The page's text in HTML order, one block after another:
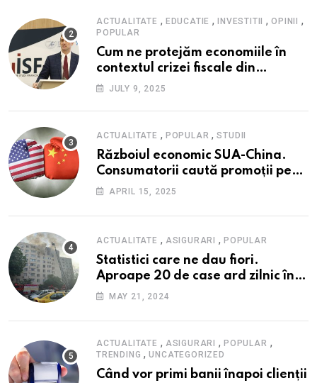
reziliența la crize
ACTUALITATE , EDUCATIE , INVESTITII ,OPINII ,
POPULAR
Cum ne protejăm economiile în
contextul crizei fiscale din
România- Valentin Ionescu,
Financiare (ISF)
JULY 9, 2025
ACTUALITATE , POPULAR ,STUDII
Războiul economic SUA-China.
Consumatorii caută promoții pe
fondul scumpirilor, mai ales la
APRIL 15, 2025
ACTUALITATE , ASIGURARI ,POPULAR
Statistici care ne dau fiori.
Aproape 20 de case ard zilnic în
România, iar pagubele au
nici 40 de lei pe lună
MAY 21, 2024
ACTUALITATE , ASIGURARI ,POPULAR ,
TRENDING ,UNCATEGORIZED
Când vor primi banii înapoi clienții